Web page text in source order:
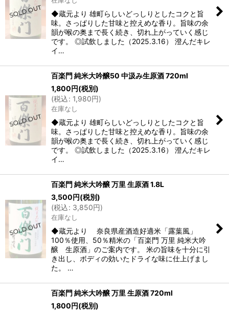
◆蔵元より 雄町らしいどっしりとしたコクと旨
味。さっぱりした甘味と控えめな香り。旨味の余
韻が喉の奥まで長く続き、切れ上がっていく感じ
です。 ◎試飲しました（2025.3.16） 澄んだキレ
イ…
百楽門 純米大吟醸50 中汲み生原酒 720ml
1,800円(税別)
(税込: 1,980円)
在庫なし
◆蔵元より 雄町らしいどっしりとしたコクと旨
味。さっぱりした甘味と控えめな香り。旨味の余
韻が喉の奥まで長く続き、切れ上がっていく感じ
です。 ◎試飲しました（2025.3.16） 澄んだキレ
イ…
百楽門 純米大吟醸 万里 生原酒 1.8L
3,500円(税別)
(税込: 3,850円)
在庫なし
◆蔵元より 奈良県産酒造好適米「露葉風」
100％使用、50％精米の「百楽門 万里 純米大吟
醸 生原酒」のご案内です。 米の旨味を十分に引
き出し、ボディの効いたドライな味に仕上げまし
た。 …
百楽門 純米大吟醸 万里 生原酒 720ml
1,800円(税別)